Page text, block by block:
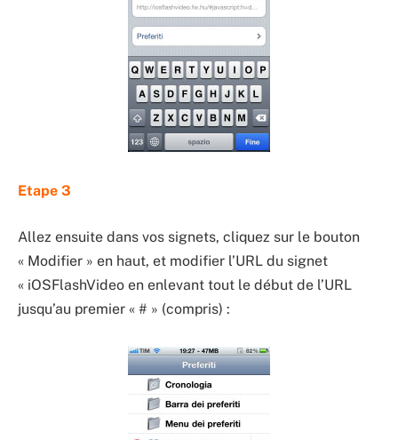
Etape 3
Allez ensuite dans vos signets, cliquez sur le bouton
« Modifier » en haut, et modifier l’URL du signet
« iOSFlashVideo en enlevant tout le début de l’URL
jusqu’au premier « # » (compris) :